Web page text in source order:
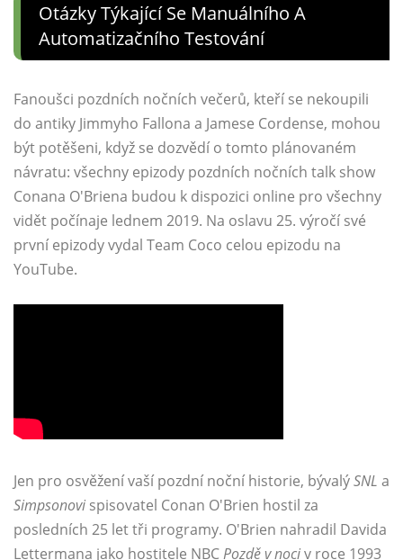
Otázky Týkající Se Manuálního A
Automatizačního Testování
Fanoušci pozdních nočních večerů, kteří se nekoupili
do antiky Jimmyho Fallona a Jamese Cordense, mohou
být potěšeni, když se dozvědí o tomto plánovaném
návratu: všechny epizody pozdních nočních talk show
Conana O'Briena budou k dispozici online pro všechny
vidět počínaje lednem 2019. Na oslavu 25. výročí své
první epizody vydal Team Coco celou epizodu na
YouTube.
Jen pro osvěžení vaší pozdní noční historie, bývalýSNL a
Simpsonovi spisovatel Conan O'Brien hostil za
posledních 25 let tři programy. O'Brien nahradil Davida
Lettermana jako hostitele NBCPozdě v nociv roce 1993